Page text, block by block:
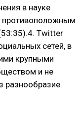
в науке
противоположным
Twitter
сетей, в
крупными
и не
разнообразие